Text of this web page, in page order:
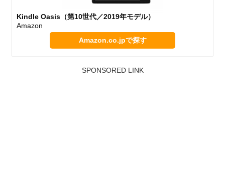
Kindle Oasis（第10世代／2019年モデル）
Amazon
Amazon.co.jpで探す
SPONSORED LINK